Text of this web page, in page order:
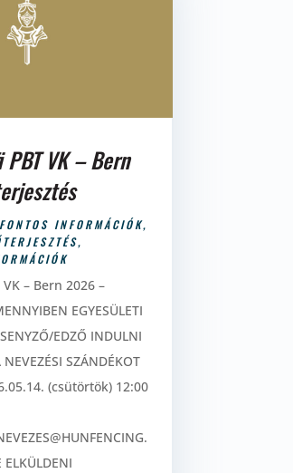
VK – Bern
FONTOS INFORMÁCIÓK,
,
– Bern 2026 –
EGYESÜLETI
EDZŐ INDULNI
SZÁNDÉKOT
(csütörtök) 12:00
ELKÜLDENI